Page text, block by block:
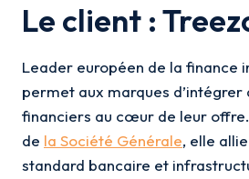
Le client :
Leader européen de la finance
permet aux marques d’intégrer
financiers au cœur de leur
de la Société Générale, elle
standard bancaire et